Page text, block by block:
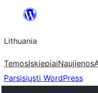
turinio
Lithuania
TemosĮskiepiaiNaujienos
Parsisiųsti WordPress